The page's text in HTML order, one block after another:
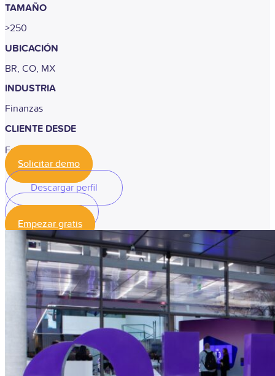
TAMAÑO
>250
UBICACIÓN
BR, CO, MX
INDUSTRIA
Finanzas
CLIENTE DESDE
Febrero, 2019
Solicitar demo
Descargar perfil
Descargar perfil
Empezar gratis